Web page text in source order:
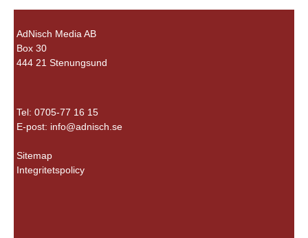
AdNisch Media AB
Box 30
444 21 Stenungsund
Tel: 0705-77 16 15
E-post: info@adnisch.se
Sitemap
Integritetspolicy